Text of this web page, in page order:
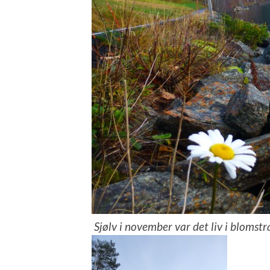
Sjølv i november var det liv i